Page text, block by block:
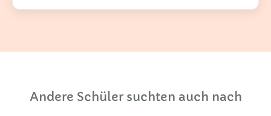
Andere Schüler suchten auch nach